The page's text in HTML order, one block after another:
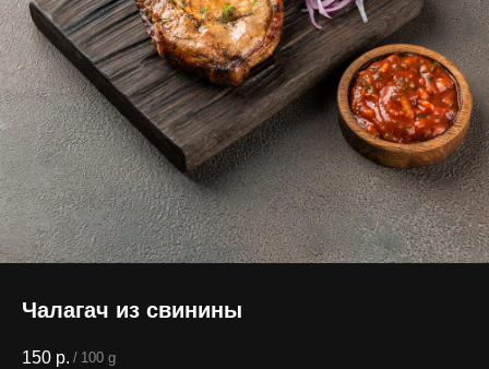
Чалагач из свинины
150 р. / 100 g